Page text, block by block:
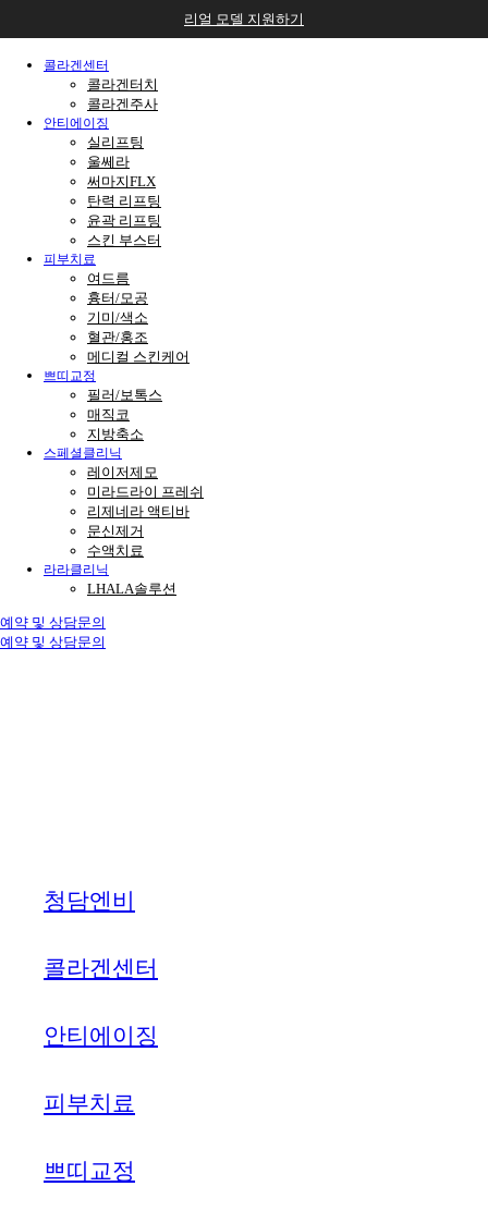
리얼 모델 지원하기
콜라겐센터
콜라겐터치
콜라겐주사
안티에이징
실리프팅
울쎄라
써마지FLX
탄력 리프팅
윤곽 리프팅
스킨 부스터
피부치료
여드름
흉터/모공
기미/색소
혈관/홍조
메디컬 스킨케어
쁘띠교정
필러/보톡스
매직코
지방축소
스페셜클리닉
레이저제모
미라드라이 프레쉬
리제네라 액티바
문신제거
수액치료
라라클리닉
LHALA솔루션
예약 및 상담문의
예약 및 상담문의
청담엔비
콜라겐센터
안티에이징
피부치료
쁘띠교정